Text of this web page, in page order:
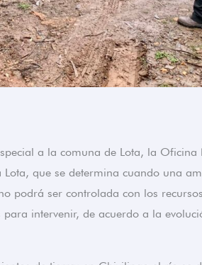
a la comuna de Lota, la Oficina
Lota, que se determina cuando una
podrá ser controlada con los
intervenir, de acuerdo a la